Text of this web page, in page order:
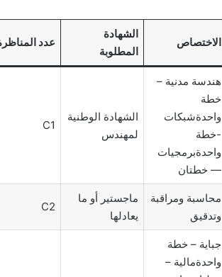
عدد
الشهادة
المطلوبة
الاختصاص
C1
الشهادة الوطنية
لمهندس
هندسة مدنية –
خطة
واحدةشبكات
-خطة
واحدةبرمجيات
— خطتان
C2
ماجستير أو ما
يعادلها
محاسبة ومراقبة
وتدقيق
جباية – خطة
واحدةمالية –